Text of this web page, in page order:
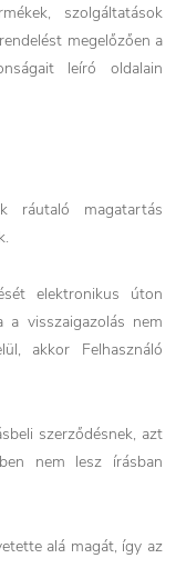
szolgáltatások
megelőzően a
leíró oldalain
ráutaló magatartás
elektronikus úton
a visszaigazolás nem
akkor Felhasználó
szerződésnek, azt
nem lesz írásban
alá magát, így az